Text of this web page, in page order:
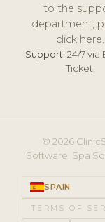
to the
department,
click here.
Support: 24/7 via
Ticket.
© 2026
Software, Spa
SPAIN
TERMS OF